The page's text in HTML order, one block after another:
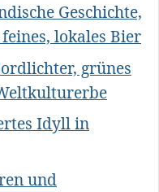
Geschichte,
lokales Bier
grünes
Idyll in
und